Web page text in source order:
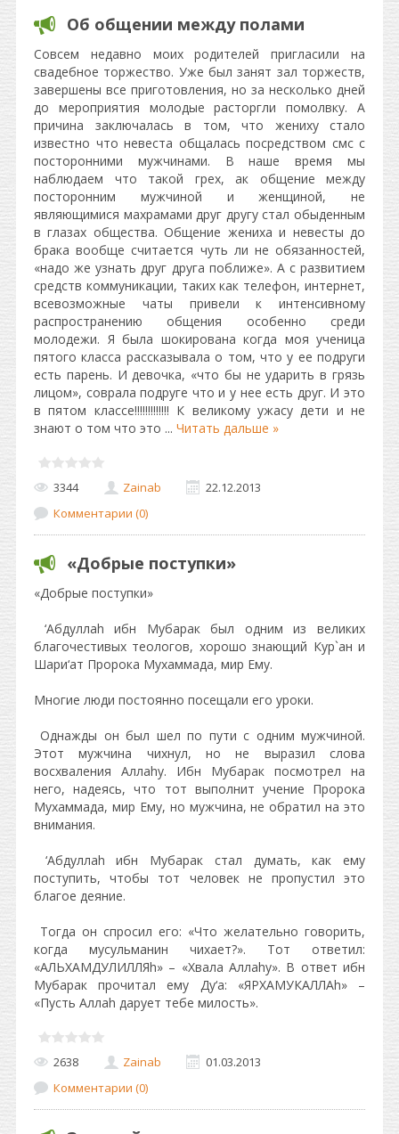
Об общении между полами
Совсем недавно моих родителей пригласили на
свадебное торжество. Уже был занят зал торжеств,
завершены все приготовления, но за несколько дней
до мероприятия молодые расторгли помолвку. А
причина заключалась в том, что жениху стало
известно что невеста общалась посредством смс с
посторонними мужчинами. В наше время мы
наблюдаем что такой грех, ак общение между
посторонним мужчиной и женщиной, не
являющимися махрамами друг другу стал обыденным
в глазах общества. Общение жениха и невесты до
брака вообще считается чуть ли не обязанностей,
«надо же узнать друг друга поближе». А с развитием
средств коммуникации, таких как телефон, интернет,
всевозможные чаты привели к интенсивному
распространению общения особенно среди
молодежи. Я была шокирована когда моя ученица
пятого класса рассказывала о том, что у ее подруги
есть парень. И девочка, «что бы не ударить в грязь
лицом», соврала подруге что и у нее есть друг. И это
в пятом классе!!!!!!!!!!!!! К великому ужасу дети и не
знают о том что это ... Читать дальше »
3344 Zainab
22.12.2013
Комментарии (0)
«Добрые поступки»
«Добрые поступки»
‘Абдуллаh ибн Мубарак был одним из великих
благочестивых теологов, хорошо знающий Кур`ан и
Шари‘ат Пророка Мухаммада, мир Ему.
Многие люди постоянно посещали его уроки.
Однажды он был шел по пути с одним мужчиной.
Этот мужчина чихнул, но не выразил слова
восхваления Аллаhу. Ибн Мубарак посмотрел на
него, надеясь, что тот выполнит учение Пророка
Мухаммада, мир Ему, но мужчина, не обратил на это
внимания.
‘Абдуллаh ибн Мубарак стал думать, как ему
поступить, чтобы тот человек не пропустил это
благое деяние.
Тогда он спросил его: «Что желательно говорить,
когда мусульманин чихает?». Тот ответил:
«АЛЬХАМДУЛИЛЛЯh» – «Хвала Аллаhу». В ответ ибн
Мубарак прочитал ему Ду‘а: «ЯРХАМУКАЛЛАh» –
«Пусть Аллаh дарует тебе милость».
2638 Zainab
01.03.2013
Комментарии (0)